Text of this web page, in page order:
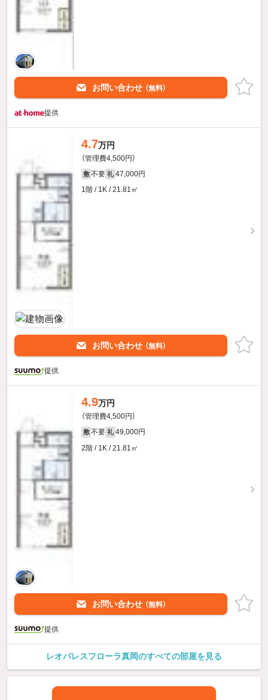
お問い合わせ （無料）
提供
4.7万円
（管理費4,500円）
敷 不要 礼 47,000円
1階 / 1K / 21.81㎡
お問い合わせ （無料）
提供
4.9万円
（管理費4,500円）
敷 不要 礼 49,000円
2階 / 1K / 21.81㎡
お問い合わせ （無料）
提供
レオパレスフローラ真岡のすべての部屋を見る